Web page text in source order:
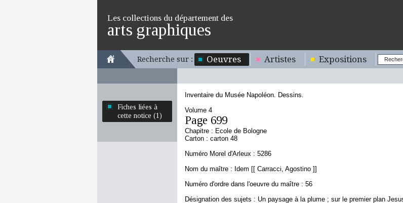
Les collections du département des
arts graphiques
Recherche sur : Oeuvres Artistes Expositions
Fiches liées à
cette notice (1)
Inventaire du Musée Napoléon. Dessins.
Volume 4
Page 699
Chapitre : Ecole de Bologne
Carton : carton 48
Numéro Morel d'Arleux : 5286
Nom du maître : Idem [[ Carracci, Agostino ]]
Numéro d'ordre dans l'oeuvre du maître : 56
Désignation des sujets : Un paysage à la plume ; sur le premier plan